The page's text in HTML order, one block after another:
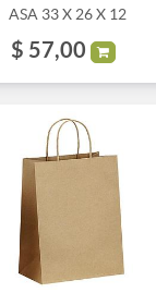
ASA 33 X 26 X 12
$ 57,00